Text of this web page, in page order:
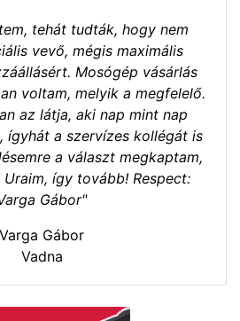
tehát tudták, hogy nem
vevő, mégis maximális
Mosógép vásárlás
voltam, melyik a megfelelő.
az látja, aki nap mint nap
ígyhát a szervízes kollégát is
a választ megkaptam,
így tovább! Respect:
Gábor"
Varga Gábor
Vadna